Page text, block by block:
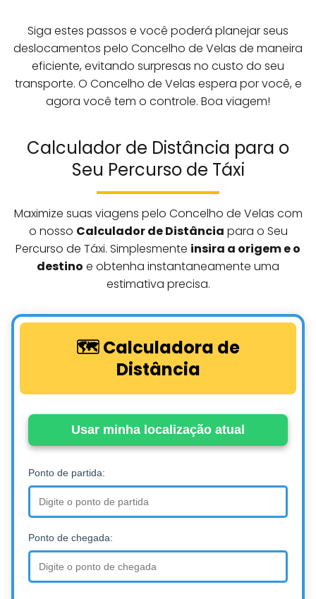
Siga estes passos e você poderá planejar seus
deslocamentos pelo Concelho de Velas de maneira
eficiente, evitando surpresas no custo do seu
transporte. O Concelho de Velas espera por você, e
agora você tem o controle. Boa viagem!
Calculador de Distância para o
Seu Percurso de Táxi
Maximize suas viagens pelo Concelho de Velas com
o nosso Calculador de Distância para o Seu
Percurso de Táxi. Simplesmente insira a origem e o
destino e obtenha instantaneamente uma
estimativa precisa.
🗺️ Calculadora de
Distância
Usar minha localização atual
Ponto de partida:
Ponto de chegada: